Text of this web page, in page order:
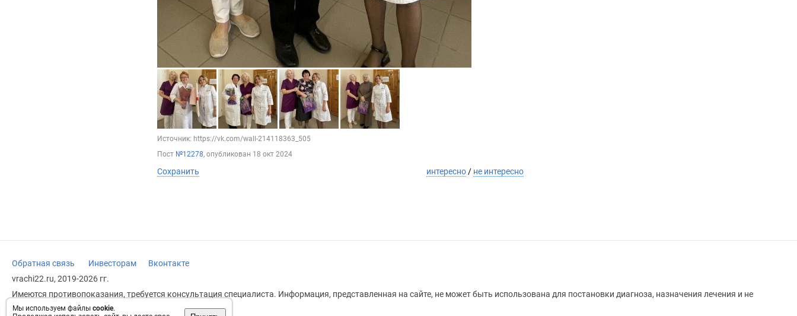
Мы используем файлы cookie.
Источник: https://vk.com/wall-214118363_505
Пост №12278, опубликован 18 окт 2024
Сохранить интересно / не интересно
Обратная связь Инвесторам
Вконтакте
vrachi22.ru, 2019-2026 гг.
Имеются противопоказания, требуется консультация специалиста. Информация, представленная на сайте, не может быть использована для постановки диагноза, назначения лечения и не
заменяет прием врача.